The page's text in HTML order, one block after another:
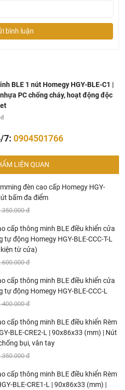
Homegy HGY-BLE-C1 1 nút
minh 1 nút bấm Homegy
chỉnh độ sáng đèn nền
giữ trạng thái khi mất điện và
app
thiết bị hoạt động độc lập
cần Bộ điều khiển trung tâm.
có thể hoạt động độc lập không
điều khiển trung tâm.
bình luận
BLE 1 nút Homegy HGY-BLE-C1 |
PC chống cháy, hoạt động độc
7: 0904501766
LIÊN QUAN
đèn cao cấp Homegy HGY-
bấm đa điểm
đ
cấp thông minh BLE điều khiển cửa
tự động Homegy HGY-BLE-CCC-T-L
từ cửa)
đ
cấp thông minh BLE điều khiển cửa
tự động Homegy HGY-BLE-CCC-L
đ
cấp thông minh BLE điều khiển Rèm
BLE-CRE2-L | 90x86x33 (mm) | Nút
bụi, vân tay
đ
cấp thông minh BLE điều khiển Rèm
BLE-CRE1-L | 90x86x33 (mm) |